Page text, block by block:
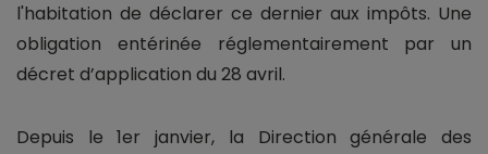
l'habitation de déclarer ce dernier aux impôts. Une
obligation entérinée réglementairement par un
décret d’application du 28 avril.
Depuis le 1er janvier, la Direction générale des